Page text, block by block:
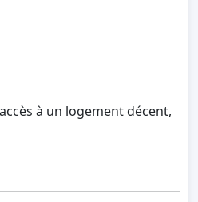
à un logement décent,